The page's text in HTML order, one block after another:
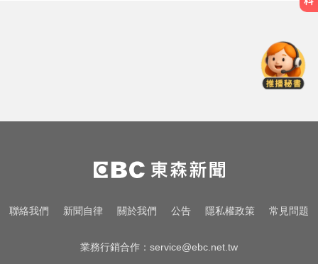
會要求集保證交所了解
尼斯湖水怪又現身！遊湖拍到「神
秘生物頭部」官方證實了
啦啦隊員遭輪流性侵！丟包公路秒
聯絡我們 新聞自律 關於我們 公告 隱私權政策 常見問題
業務行銷合作： service@ebc.net.tw